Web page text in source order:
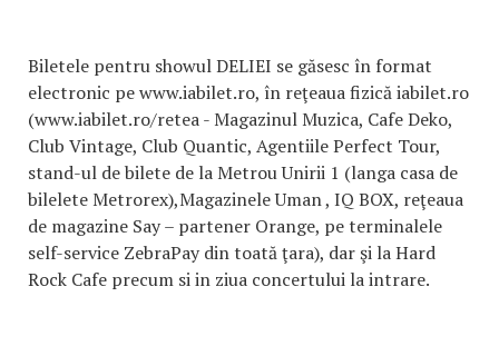
Biletele pentru showul DELIEI se găsesc în format
electronic pe www.iabilet.ro, în reţeaua fizică iabilet.ro
(www.iabilet.ro/retea - Magazinul Muzica, Cafe Deko,
Club Vintage, Club Quantic, Agentiile Perfect Tour,
stand-ul de bilete de la Metrou Unirii 1 (langa casa de
bilelete Metrorex),Magazinele Uman , IQ BOX, reţeaua
de magazine Say – partener Orange, pe terminalele
self-service ZebraPay din toată ţara), dar şi la Hard
Rock Cafe precum si in ziua concertului la intrare.